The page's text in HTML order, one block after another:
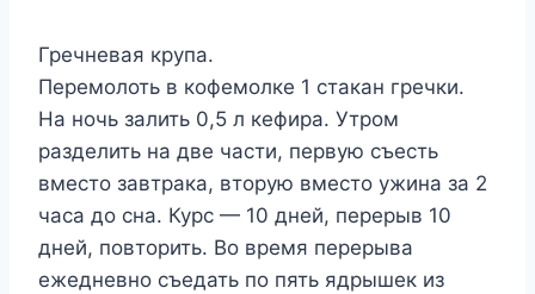
Гречневая крупа.
Перемолоть в кофемолке 1 стакан гречки.
На ночь залить 0,5 л кефира. Утром
разделить на две части, первую съесть
вместо завтрака, вторую вместо ужина за 2
часа до сна. Курс — 10 дней, перерыв 10
дней, повторить. Во время перерыва
ежедневно съедать по пять ядрышек из